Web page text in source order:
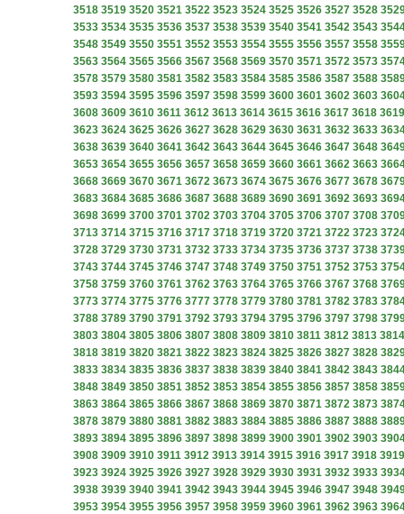
3518 3519 3520 3521 3522 3523 3524 3525 3526 3527 3528
3533 3534 3535 3536 3537 3538 3539 3540 3541 3542 3543
3548 3549 3550 3551 3552 3553 3554 3555 3556 3557 3558
3563 3564 3565 3566 3567 3568 3569 3570 3571 3572 3573
3578 3579 3580 3581 3582 3583 3584 3585 3586 3587 3588
3593 3594 3595 3596 3597 3598 3599 3600 3601 3602 3603
3608 3609 3610 3611 3612 3613 3614 3615 3616 3617 3618 3619
3623 3624 3625 3626 3627 3628 3629 3630 3631 3632 3633
3638 3639 3640 3641 3642 3643 3644 3645 3646 3647 3648
3653 3654 3655 3656 3657 3658 3659 3660 3661 3662 3663
3668 3669 3670 3671 3672 3673 3674 3675 3676 3677 3678
3683 3684 3685 3686 3687 3688 3689 3690 3691 3692 3693
3698 3699 3700 3701 3702 3703 3704 3705 3706 3707 3708
3713 3714 3715 3716 3717 3718 3719 3720 3721 3722 3723
3728 3729 3730 3731 3732 3733 3734 3735 3736 3737 3738
3743 3744 3745 3746 3747 3748 3749 3750 3751 3752 3753
3758 3759 3760 3761 3762 3763 3764 3765 3766 3767 3768
3773 3774 3775 3776 3777 3778 3779 3780 3781 3782 3783
3788 3789 3790 3791 3792 3793 3794 3795 3796 3797 3798
3803 3804 3805 3806 3807 3808 3809 3810 3811 3812 3813 3814
3818 3819 3820 3821 3822 3823 3824 3825 3826 3827 3828
3833 3834 3835 3836 3837 3838 3839 3840 3841 3842 3843
3848 3849 3850 3851 3852 3853 3854 3855 3856 3857 3858
3863 3864 3865 3866 3867 3868 3869 3870 3871 3872 3873
3878 3879 3880 3881 3882 3883 3884 3885 3886 3887 3888
3893 3894 3895 3896 3897 3898 3899 3900 3901 3902 3903
3908 3909 3910 3911 3912 3913 3914 3915 3916 3917 3918 3919
3923 3924 3925 3926 3927 3928 3929 3930 3931 3932 3933
3938 3939 3940 3941 3942 3943 3944 3945 3946 3947 3948
3953 3954 3955 3956 3957 3958 3959 3960 3961 3962 3963